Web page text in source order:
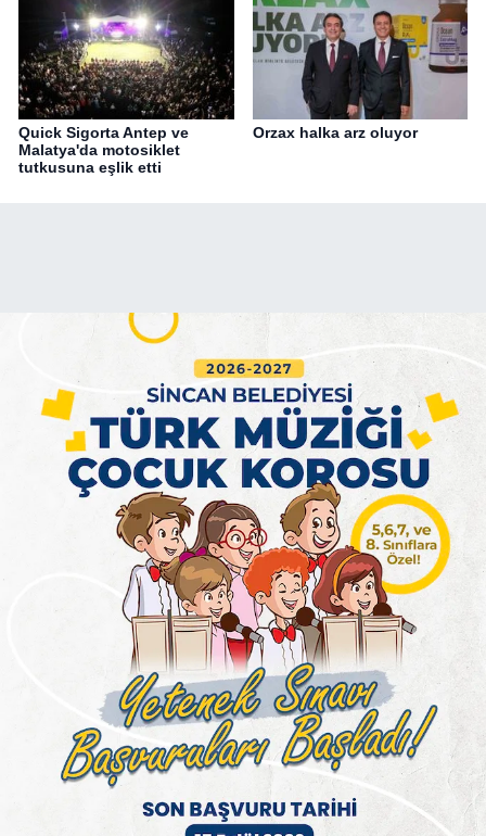
Quick Sigorta Antep ve
Malatya'da motosiklet
tutkusuna eşlik etti
Orzax halka arz oluyor